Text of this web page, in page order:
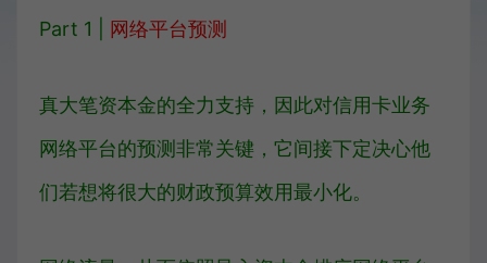
Part 1 | 网络平台预测
真大笔资本金的全力支持，因此对信用卡业务
网络平台的预测非常关键，它间接下定决心他
们若想将很大的财政预算效用最小化。